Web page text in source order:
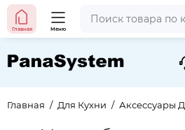
Главная Меню
Главная Для Кухни Аксессуары